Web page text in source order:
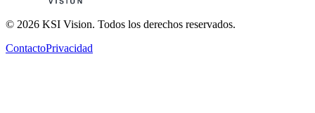
© 2026 KSI Vision. Todos los derechos reservados.
ContactoPrivacidad